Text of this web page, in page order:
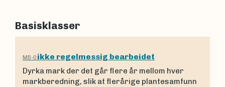
Basisklasser
MB-0 ikke regelmessig bearbeidet
Dyrka mark der det går flere år mellom hver
markberedning, slik at flerårige plantesamfunn